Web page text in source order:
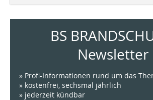
BS
Newsletter
» Profi-Informationen rund um das
» kostenfrei, sechsmal jährlich
» jederzeit kündbar